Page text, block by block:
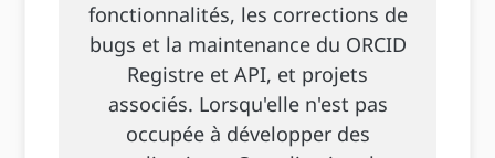
fonctionnalités, les corrections de
bugs et la maintenance du ORCID
Registre et API, et projets
associés. Lorsqu'elle n'est pas
occupée à développer des